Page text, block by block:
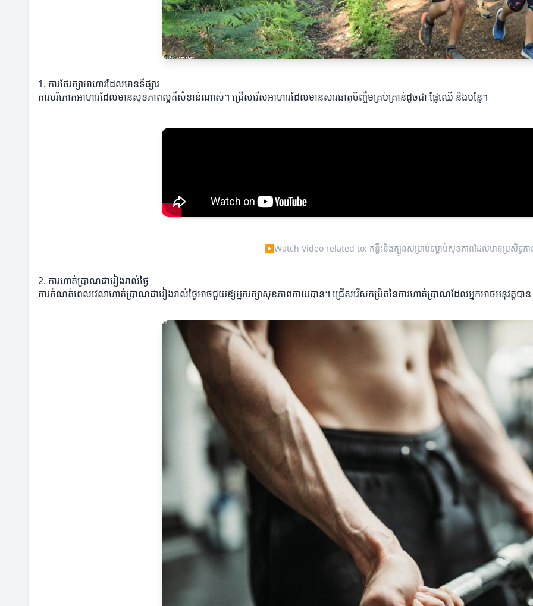
1. ការថែរក្សាអាហារដែលមានទីផ្សារ
ការបរិភោគអាហារដែលមានសុខភាពល្អគឺសំខាន់ណាស់។ ជ្រើសរើសអាហារដែលមានសារធាតុចិញ្ចឹមគ្រប់គ្រាន់ដូចជា ផ្លែឈើ និងបន្លែ។
▶Watch Video related to: គន្លឹះនិងក្បួនសម្រាប់ទម្លាប់សុខភាពដែលមានប្រសិទ្ធភា
2. ការហាត់ប្រាណជារៀងរាល់ថ្ងៃ
ការកំណត់ពេលវេលាហាត់ប្រាណជារៀងរាល់ថ្ងៃអាចជួយឱ្យអ្នករក្សាសុខភាពកាយបាន។ ជ្រើសរើសកម្រិតនៃការហាត់ប្រាណដែលអ្នកអាចអនុវត្តបាន